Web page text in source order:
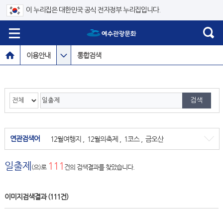
이 누리집은 대한민국 공식 전자정부 누리집입니다.
이용안내 통합검색
연관검색어 12월여행지 12월의축제 1코스, 금오산
일출제 (으)로 111 건의 검색결과를 찾았습니다.
이미지검색결과(111건)